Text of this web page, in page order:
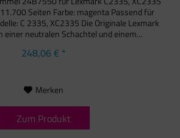
Seiten Farbe: magenta Passend für
C 2335, XC2335 Die Originale Lexmark
einer neutralen Schachtel und einem...
248,06 € *
Merken
Zum Produkt